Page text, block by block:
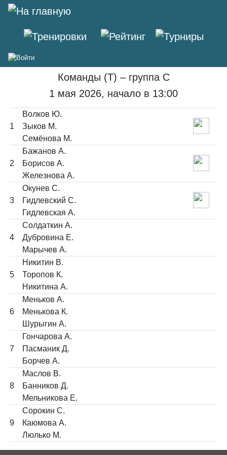
37-й Борский турнир 'Весенняя
Команды (T) – группа C
1 мая 2026, начало в 13:00
1
Волков Ю.
Зыков М.
Семёнова М.
2
Бажанов А.
Борисов А.
Железнова А.
3
Окунев С.
Гидлевский С.
Гидлевская А.
4
Солдаткин А.
Дубровина Е.
Марычев А.
5
Никитин В.
Торопов К.
Никитина А.
6
Меньков А.
Менькова К.
Шурыгин А.
7
Гончарова А.
Пасманик Д.
Борчев А.
8
Маслов В.
Банников Д.
Мельникова Е.
9
Сорокин С.
Каюмова А.
Люлько М.